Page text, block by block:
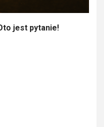
jest pytanie!